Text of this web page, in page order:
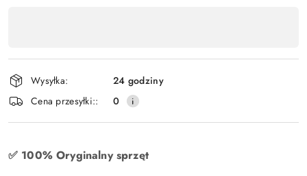
,
płatność
i
dostawa
Wysyłka:
24 godziny
Cena przesyłki::
0
✅ 100% Oryginalny sprzęt